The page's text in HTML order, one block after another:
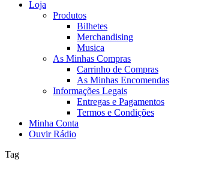
Loja
Produtos
Bilhetes
Merchandising
Musica
As Minhas Compras
Carrinho de Compras
As Minhas Encomendas
Informações Legais
Entregas e Pagamentos
Termos e Condições
Minha Conta
Ouvir Rádio
Tag